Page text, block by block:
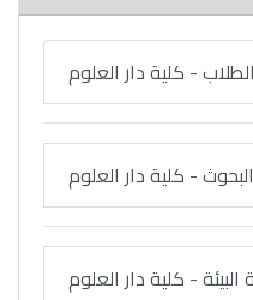
- كلية دار العلوم
- كلية دار العلوم
- كلية دار العلوم